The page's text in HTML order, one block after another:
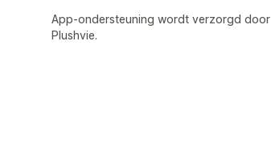
App-ondersteuning wordt verzorgd door
Plushvie.